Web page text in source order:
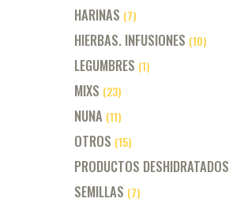
HARINAS (7)
HIERBAS. INFUSIONES (10)
LEGUMBRES (1)
MIXS (23)
NUNA (11)
OTROS (15)
PRODUCTOS DESHIDRATADOS
SEMILLAS (7)